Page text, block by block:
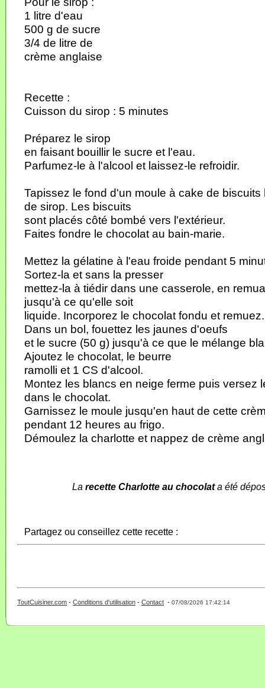
1 litre d'eau
500 g de sucre
3/4 de litre de
crème anglaise
Recette :
Cuisson du sirop : 5 minutes
Préparez le sirop
en faisant bouillir le sucre et l'eau.
Parfumez-le à l'alcool et laissez-le refroidir.
Tapissez le fond d'un moule à cake de
de sirop. Les biscuits
sont placés côté bombé vers l'extérieur.
Faites fondre le chocolat au bain-marie.
Mettez la gélatine à l'eau froide pendant 5
Sortez-la et sans la presser
mettez-la à tiédir dans une casserole, en
jusqu'à ce qu'elle soit
liquide. Incorporez le chocolat fondu et remuez.
Dans un bol, fouettez les jaunes d'oeufs
et le sucre (50 g) jusqu'à ce que le mélange
Ajoutez le chocolat, le beurre
ramolli et 1 CS d'alcool.
Montez les blancs en neige ferme puis versez
dans le chocolat.
Garnissez le moule jusqu'en haut de cette
pendant 12 heures au frigo.
Démoulez la charlotte et nappez de crème
La recette Charlotte au chocolata été
Partagez ou conseillez cette recette :
ToutCuisiner.com - Conditions d'utilisation - Contact - 07/08/2026 17:42:14